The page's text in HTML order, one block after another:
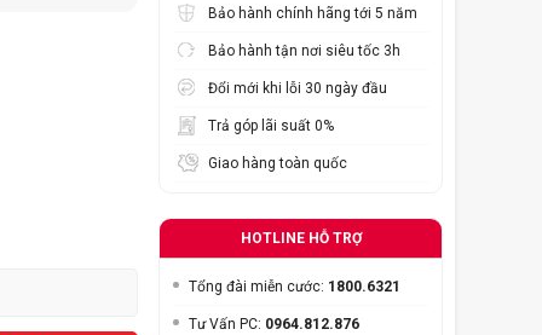
Bảo hành chính hãng tới 5 năm
Bảo hành tận nơi siêu tốc 3h
Đổi mới khi lỗi 30 ngày đầu
Trả góp lãi suất 0%
Giao hàng toàn quốc
HOTLINE HỖ TRỢ
Tổng đài miễn cước: 1800.6321
Tư Vấn PC: 0964.812.876